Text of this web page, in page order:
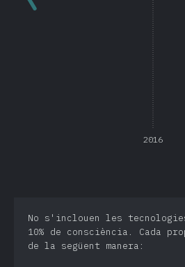
2016
No s'inclouen les
10% de consciència. Cada
de la següent manera: